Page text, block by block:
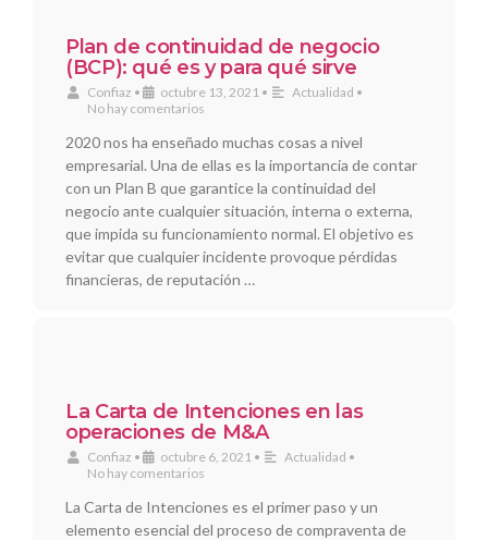
Plan de continuidad de negocio
(BCP): qué es y para qué sirve
Confiaz • octubre 13, 2021 • Actualidad •
No hay comentarios
2020 nos ha enseñado muchas cosas a nivel
empresarial. Una de ellas es la importancia de contar
con un Plan B que garantice la continuidad del
negocio ante cualquier situación, interna o externa,
que impida su funcionamiento normal. El objetivo es
evitar que cualquier incidente provoque pérdidas
financieras, de reputación …
La Carta de Intenciones en las
operaciones de M&A
Confiaz • octubre 6, 2021 • Actualidad •
No hay comentarios
La Carta de Intenciones es el primer paso y un
elemento esencial del proceso de compraventa de